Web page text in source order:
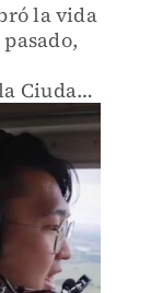
la vida
Ciudad
del